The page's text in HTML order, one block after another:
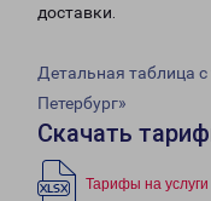
доставки.
Детальная таблица
Петербург»
Скачать
Тарифы на услуги